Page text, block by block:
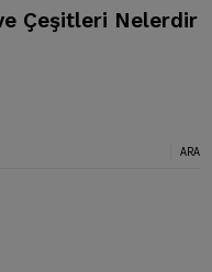
Çeşitleri Nelerdir